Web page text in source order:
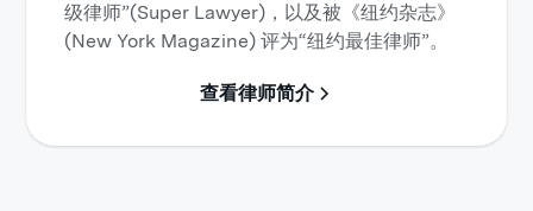
级律师”(Super Lawyer)，以及被《纽约杂志》
(New York Magazine) 评为“纽约最佳律师”。
查看律师简介